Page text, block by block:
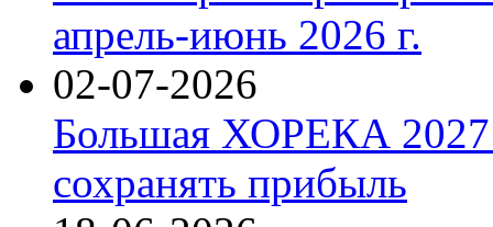
апрель-июнь 2026 г.
02-07-2026
Большая ХОРЕКА 2027:
сохранять прибыль